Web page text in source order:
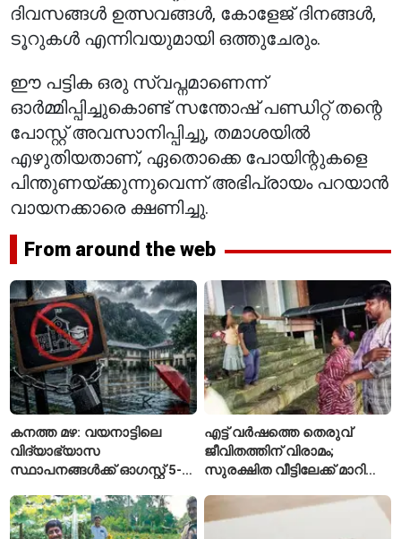
ദിവസങ്ങൾ ഉത്സവങ്ങൾ, കോളേജ് ദിനങ്ങൾ,
ടൂറുകൾ എന്നിവയുമായി ഒത്തുചേരും.
ഈ പട്ടിക ഒരു സ്വപ്നമാണെന്ന്
ഓർമ്മിപ്പിച്ചുകൊണ്ട് സന്തോഷ് പണ്ഡിറ്റ് തന്റെ
പോസ്റ്റ് അവസാനിപ്പിച്ചു, തമാശയിൽ
എഴുതിയതാണ്, ഏതൊക്കെ പോയിന്റുകളെ
പിന്തുണയ്ക്കുന്നുവെന്ന് അഭിപ്രായം പറയാൻ
വായനക്കാരെ ക്ഷണിച്ചു.
From around the web
കനത്ത മഴ: വയനാട്ടിലെ
വിദ്യാഭ്യാസ
സ്ഥാപനങ്ങൾക്ക് ഓഗസ്റ്റ് 5-ന്
എട്ട് വർഷത്തെ തെരുവ്
ജീവിതത്തിന് വിരാമം;
സുരക്ഷിത വീട്ടിലേക്ക് മാറി